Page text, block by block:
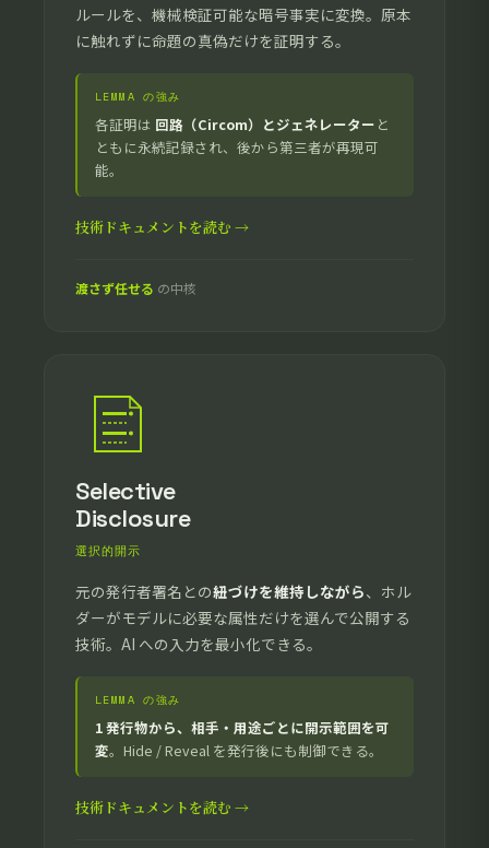
ルールを、機械検証可能な暗号事実に変換。原本
に触れずに命題の真偽だけを証明する。
LEMMA の強み
各証明は 回路（Circom）とジェネレーター と
ともに永続記録され、後から第三者が再現可
能。
技術ドキュメントを読む →
渡さず任せる の中核
Selective
Disclosure
選択的開示
元の発行者署名との紐づけを維持しながら、ホル
ダーがモデルに必要な属性だけを選んで公開する
技術。AI への入力を最小化できる。
LEMMA の強み
1 発行物から、相手・用途ごとに開示範囲を可
変。Hide / Reveal を発行後にも制御できる。
技術ドキュメントを読む →